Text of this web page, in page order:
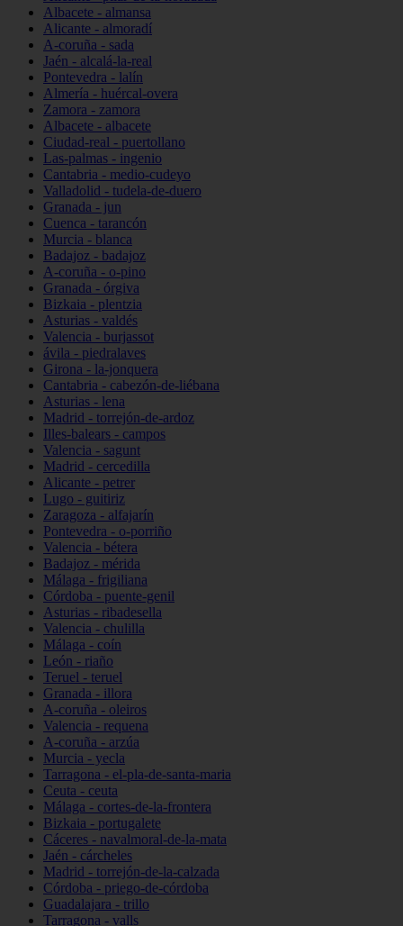
Albacete - almansa
Alicante - almoradí
A-coruña - sada
Jaén - alcalá-la-real
Pontevedra - lalín
Almería - huércal-overa
Zamora - zamora
Albacete - albacete
Ciudad-real - puertollano
Las-palmas - ingenio
Cantabria - medio-cudeyo
Valladolid - tudela-de-duero
Granada - jun
Cuenca - tarancón
Murcia - blanca
Badajoz - badajoz
A-coruña - o-pino
Granada - órgiva
Bizkaia - plentzia
Asturias - valdés
Valencia - burjassot
ávila - piedralaves
Girona - la-jonquera
Cantabria - cabezón-de-liébana
Asturias - lena
Madrid - torrejón-de-ardoz
Illes-balears - campos
Valencia - sagunt
Madrid - cercedilla
Alicante - petrer
Lugo - guitiriz
Zaragoza - alfajarín
Pontevedra - o-porriño
Valencia - bétera
Badajoz - mérida
Málaga - frigiliana
Córdoba - puente-genil
Asturias - ribadesella
Valencia - chulilla
Málaga - coín
León - riaño
Teruel - teruel
Granada - illora
A-coruña - oleiros
Valencia - requena
A-coruña - arzúa
Murcia - yecla
Tarragona - el-pla-de-santa-maria
Ceuta - ceuta
Málaga - cortes-de-la-frontera
Bizkaia - portugalete
Cáceres - navalmoral-de-la-mata
Jaén - cárcheles
Madrid - torrejón-de-la-calzada
Córdoba - priego-de-córdoba
Guadalajara - trillo
Tarragona - valls